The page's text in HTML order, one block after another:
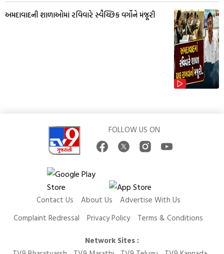
અમદાવાદની શાળાઓમાં રવિવારે સ્વૈચ્છિક વર્ગોને મંજૂરી
FOLLOW US ON
Contact Us About Us
Advertise With Us
Complaint Redressal
Privacy Policy
Terms & Conditions
Network Sites :